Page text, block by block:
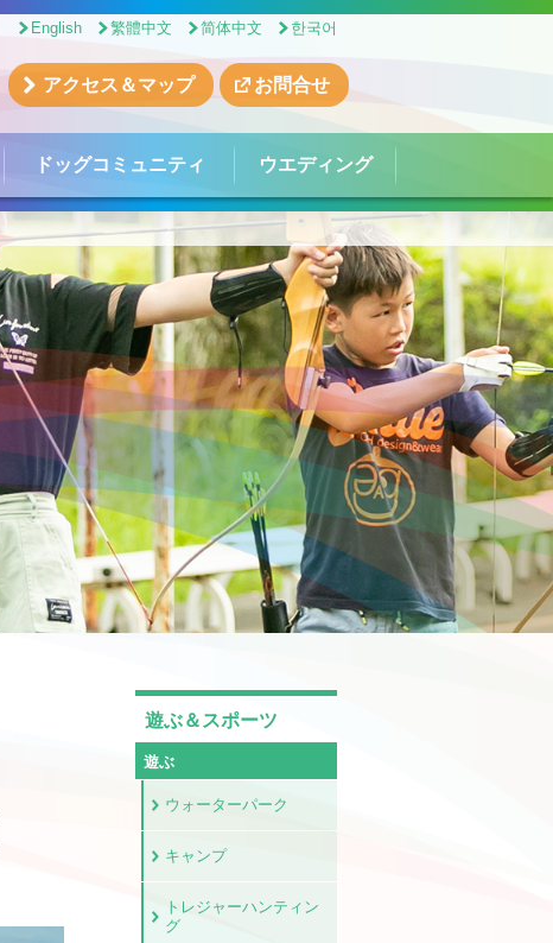
English 繁體中文 简体中文 한국어
アクセス＆マップ お問合せ
ドッグコミュニティ ウエディング
遊ぶ＆スポーツ
遊ぶ
ウォーターパーク
キャンプ
トレジャーハンティン
グ